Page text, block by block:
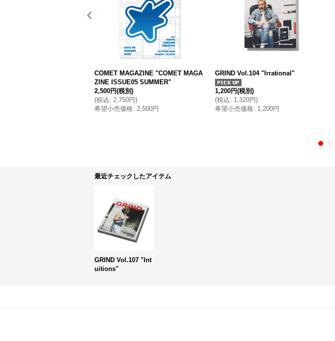
COMET MAGAZINE "COMET MAGA
ZINE ISSUE05 SUMMER"
2,500円(税別)
(税込: 2,750円)
希望小売価格: 2,500円
GRIND Vol.104 "Irrational"
1,200円(税別)
(税込: 1,320円)
希望小売価格: 1,200円
最近チェックしたアイテム
GRIND Vol.107 "Int
uitions"